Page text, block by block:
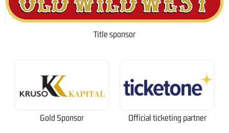
Title sponsor
Gold Sponsor Official ticketing partner